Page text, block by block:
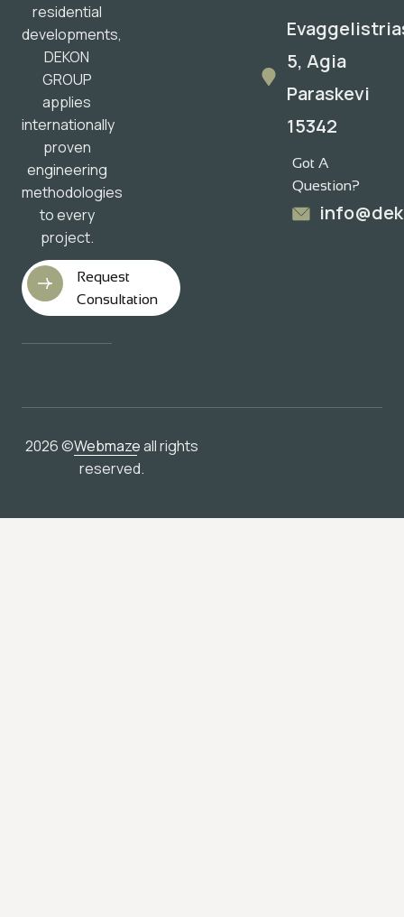
residential
developments,
DEKON
GROUP
applies
internationally
proven
engineering
methodologies
to every
project.
Request
Consultation
5, Agia
Paraskevi
15342
Got A
Question?
2026 ©Webmazeall rights
reserved.